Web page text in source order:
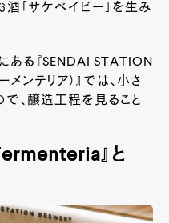
酒「サケベイビー」を生み
る『SENDAI STATION
ンテリア）』では、小さ
、醸造工程を見ること
』と